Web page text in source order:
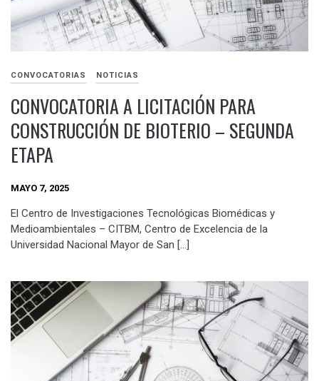
CONVOCATORIAS NOTICIAS
CONVOCATORIA A LICITACIÓN PARA
CONSTRUCCIÓN DE BIOTERIO – SEGUNDA
ETAPA
MAYO 7, 2025
El Centro de Investigaciones Tecnológicas Biomédicas y
Medioambientales – CITBM, Centro de Excelencia de la
Universidad Nacional Mayor de San […]